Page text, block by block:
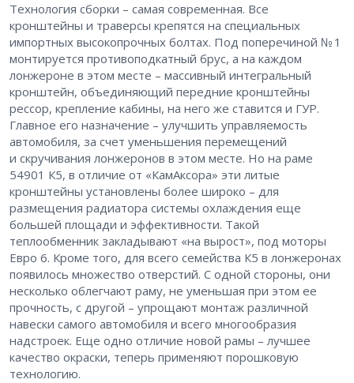
Технология сборки – ​самая современная. Все
кронштейны и траверсы крепятся на специальных
импортных высокопрочных болтах. Под поперечиной № 1
монтируется противоподкатный брус, а на каждом
лонжероне в этом месте – ​массивный интегральный
кронштейн, объединяющий передние кронштейны
рессор, крепление кабины, на него же ставится и ГУР.
Главное его назначение – ​улучшить управляемость
автомобиля, за счет уменьшения перемещений
и скручивания лонжеронов в этом месте. Но на раме
54901 К5, в отличие от «КамАксора» эти литые
кронштейны установлены более широко – ​для
размещения радиатора системы охлаждения еще
большей площади и эффективности. Такой
теплообменник закладывают «на вырост», под моторы
Евро 6. Кроме того, для всего семейства К5 в лонжеронах
появилось множество отверстий. С одной стороны, они
несколько облегчают раму, не уменьшая при этом ее
прочность, с другой – ​упрощают монтаж различной
навески самого автомобиля и всего многообразия
надстроек. Еще одно отличие новой рамы – ​лучшее
качество окраски, теперь применяют порошковую
технологию.